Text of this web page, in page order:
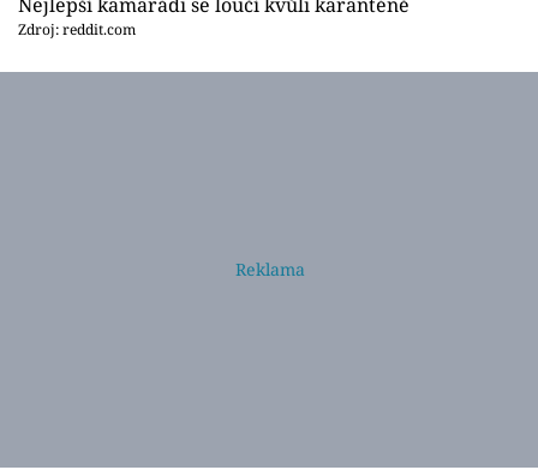
Zdroj: reddit.com